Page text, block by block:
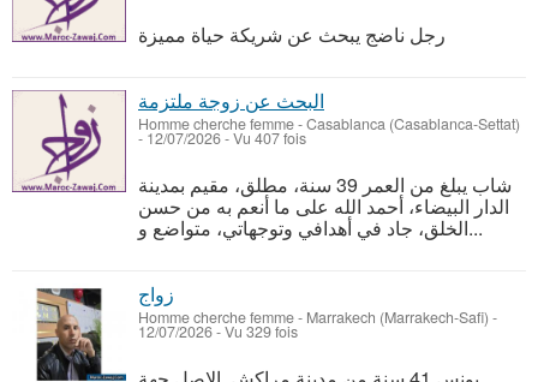
رجل ناضج يبحث عن شريكة حياة مميزة
البحث عن زوجة ملتزمة
Homme cherche femme-Casablanca (Casablanca-Settat)
- 12/07/2026 - Vu 407 fois
شاب يبلغ من العمر 39 سنة، مطلق، مقيم بمدينة
الدار البيضاء، أحمد الله على ما أنعم به من حسن
الخلق، جاد في أهدافي وتوجهاتي، متواضع و...
زواج
Homme cherche femme- Marrakech (Marrakech-Safi) -
12/07/2026 - Vu 329 fois